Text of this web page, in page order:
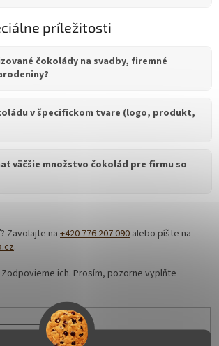
príležitosti
čokolády na svadby, firemné
v špecifickom tvare (logo, produkt,
väčšie množstvo čokolád pre firmu so
Zavolajte na +420 776 207 090 alebo píšte na
.
ich. Prosím, pozorne vyplňte